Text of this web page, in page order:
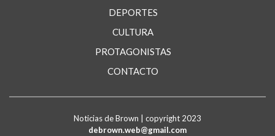
DEPORTES
CULTURA
PROTAGONISTAS
CONTACTO
Noticias de Brown | copyright 2023
debrown.web@gmail.com